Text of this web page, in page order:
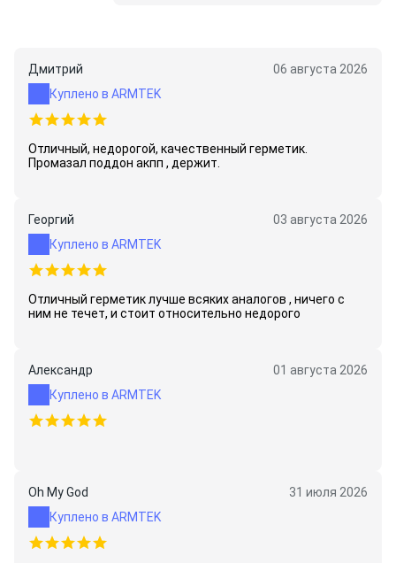
00295-01208
VOLVO
1 161 231-4 1 161 277-7
D 000 400
VAG
DEUTZ
Дмитрий
06 августа 2026
Куплено в ARMTEK
Отличный, недорогой, качественный герметик.
Промазал поддон акпп , держит.
Георгий
03 августа 2026
Куплено в ARMTEK
Отличный герметик лучше всяких аналогов , ничего с
ним не течет, и стоит относительно недорого
Александр
01 августа 2026
Куплено в ARMTEK
Oh My God
31 июля 2026
Куплено в ARMTEK